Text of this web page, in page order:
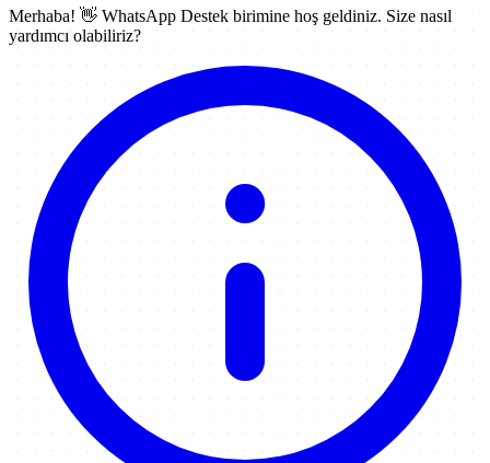
Merhaba! 👋 WhatsApp Destek birimine hoş geldiniz. Size nasıl
yardımcı olabiliriz?